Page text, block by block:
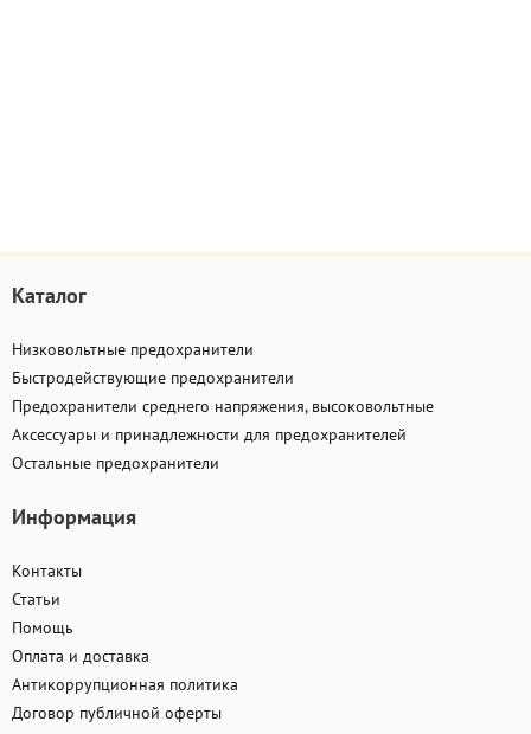
Каталог
Низковольтные предохранители
Быстродействующие предохранители
Предохранители среднего напряжения, высоковольтные
Аксессуары и принадлежности для предохранителей
Остальные предохранители
Информация
Контакты
Статьи
Помощь
Оплата и доставка
Антикоррупционная политика
Договор публичной оферты